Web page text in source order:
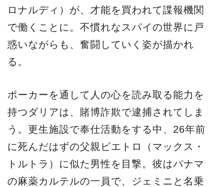
ロナルディ）が、才能を買われて諜報機関
で働くことに。不慣れなスパイの世界に戸
惑いながらも、奮闘していく姿が描かれ
る。
ポーカーを通して人の心を読み取る能力を
持つダリアは、賭博詐欺で逮捕されてしま
う。更生施設で奉仕活動をする中、26年前
に死んだはずの父親ピエトロ（マックス・
トルトラ）に似た男性を目撃。彼はパナマ
の麻薬カルテルの一員で、ジェミニと名乗